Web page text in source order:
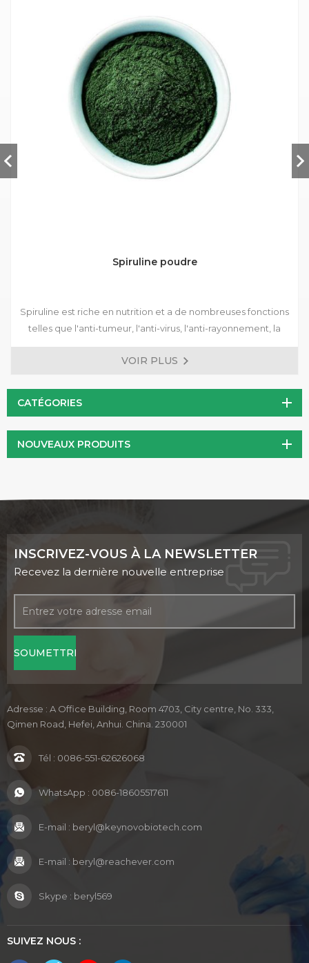
Spiruline poudre
Spiruline est riche en nutrition et a de nombreuses fonctions
telles que l'anti-tumeur, l'anti-virus, l'anti-rayonnement, la
régulation de la glycémie, la anti-thrombose, la protection
du foie et l'amélioration de l'immunité humaine. Il est devenu
VOIR PLUS
CATÉGORIES
NOUVEAUX PRODUITS
INSCRIVEZ-VOUS À LA NEWSLETTER
Recevez la dernière nouvelle entreprise
Adresse : A Office Building, Room 4703, City centre, No. 333,
Qimen Road, Hefei, Anhui. China. 230001
Tél : 0086-551-62626068
WhatsApp : 0086-18605517611
E-mail : beryl@keynovobiotech.com
E-mail : beryl@reachever.com
Skype : beryl569
SUIVEZ NOUS :